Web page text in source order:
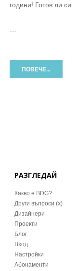
години! Готов ли си
…
ПОВЕЧЕ...
РАЗГЛЕДАЙ
Какво е BDG?
Други въпроси (x)
Дизайнери
Проекти
Блог
Вход
Настройки
Абонаменти